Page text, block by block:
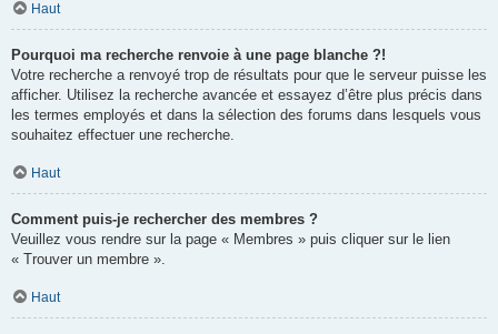
Haut
Pourquoi ma recherche renvoie à une page blanche ?!
Votre recherche a renvoyé trop de résultats pour que le serveur puisse les
afficher. Utilisez la recherche avancée et essayez d’être plus précis dans
les termes employés et dans la sélection des forums dans lesquels vous
souhaitez effectuer une recherche.
Haut
Comment puis-je rechercher des membres ?
Veuillez vous rendre sur la page « Membres » puis cliquer sur le lien
« Trouver un membre ».
Haut